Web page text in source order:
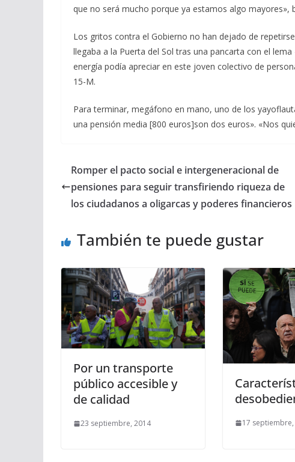
que no será mucho porque ya estamos algo mayores»,
Los gritos contra el Gobierno no han dejado de
llegaba a la Puerta del Sol tras una pancarta con el
energía podía apreciar en este joven colectivo de
15-M.
Para terminar, megáfono en mano, uno de los
una pensión media [800 euros]son dos euros». «Nos
Romper el pacto social e intergeneracional de
pensiones para seguir transfiriendo riqueza de
los ciudadanos a oligarcas y poderes financieros
También te puede gustar
Por un transporte
público accesible y
de calidad
23 septiembre, 2014 17